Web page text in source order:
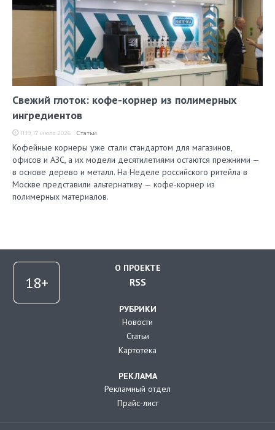
Свежий глоток: кофе-корнер из полимерных
ингредиентов
11:19, 17 июля 2026 Статьи
Кофейные корнеры уже стали стандартом для магазинов,
офисов и АЗС, а их модели десятилетиями остаются прежними —
в основе дерево и металл. На Неделе российского ритейла в
Москве представили альтернативу — кофе-корнер из
полимерных материалов.
О ПРОЕКТЕ
RSS
РУБРИКИ
Новости
Статьи
Картотека
РЕКЛАМА
Рекламный отдел
Прайс-лист